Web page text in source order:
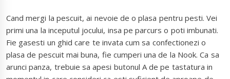
Cand mergi la pescuit, ai nevoie de o plasa pentru pesti. Vei
primi una la inceputul jocului, insa pe parcurs o poti imbunati.
Fie gasesti un ghid care te invata cum sa confectionezi o
plasa de pescuit mai buna, fie cumperi una de la Nook. Ca sa
arunci panza, trebuie sa apesi butonul A de pe tastatura in